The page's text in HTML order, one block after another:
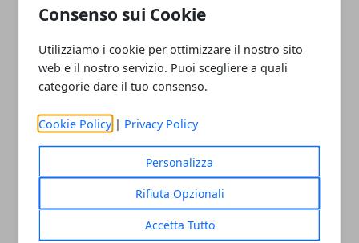
Consenso sui Cookie
Utilizziamo i cookie per ottimizzare il nostro sito
web e il nostro servizio. Puoi scegliere a quali
categorie dare il tuo consenso.
Cookie Policy | Privacy Policy
Personalizza
Rifiuta Opzionali
Accetta Tutto
Canzoni e pensieri. One man show di
Paolo Avanzi al Teatro di Castiglione